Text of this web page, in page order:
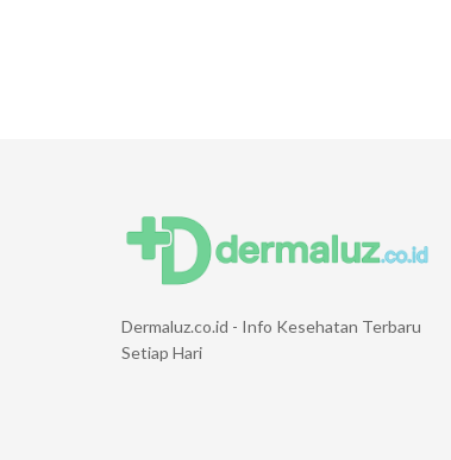
Dermaluz.co.id - Info Kesehatan Terbaru
Setiap Hari